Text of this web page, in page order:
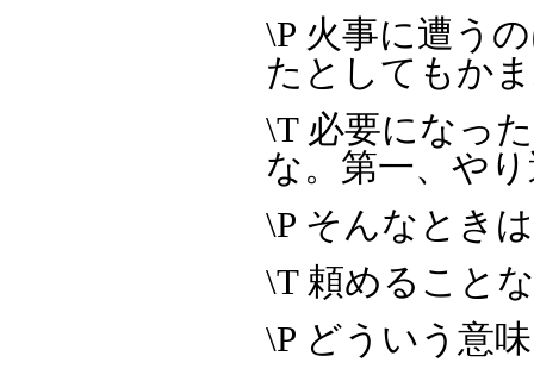
\P 火事に遭う
たとしてもか
\T 必要になっ
な。第一、や
\P そんなとき
\T 頼めること
\P どういう意